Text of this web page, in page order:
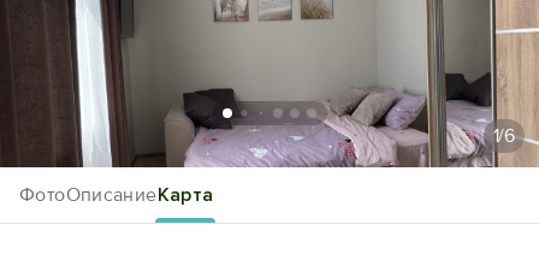
История просмотра
Добавить свой объект
ФотоОписаниеКарта
1/6